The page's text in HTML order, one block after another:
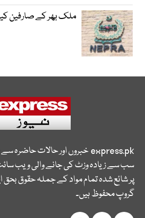
ملک بھر کے صارفین
express.pkخبروں اور حالات حاضرہ
سب سے زیادہ وزٹ کی جانے والی ویب
پر شائع شدہ تمام مواد کے جملہ حقوق
گروپ محفوظ ہیں۔